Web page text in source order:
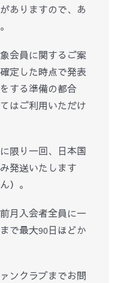
ありますので、あ
会員に関するご案
定した時点で発表
する準備の都合
はご利用いただけ
限り一回、日本国
発送いたします
）。
月入会者全員に一
で最大90日ほどか
ンクラブまでお問